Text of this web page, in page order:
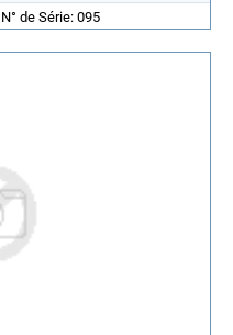
de Série: 095